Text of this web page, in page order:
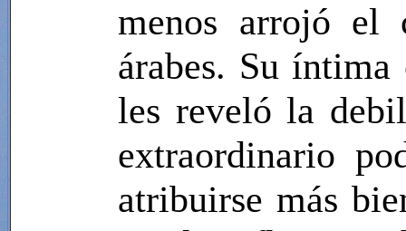
menos arrojó el
árabes. Su
les reveló la
extraordinario
atribuirse más